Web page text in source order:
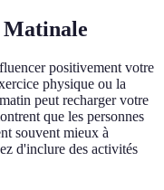
Matinale
positivement votre
physique ou la
peut recharger votre
que les personnes
souvent mieux à
d'inclure des activités